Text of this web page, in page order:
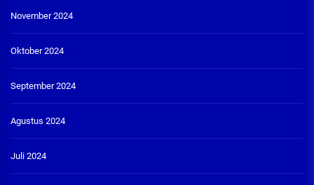
November 2024
Oktober 2024
September 2024
Agustus 2024
Juli 2024